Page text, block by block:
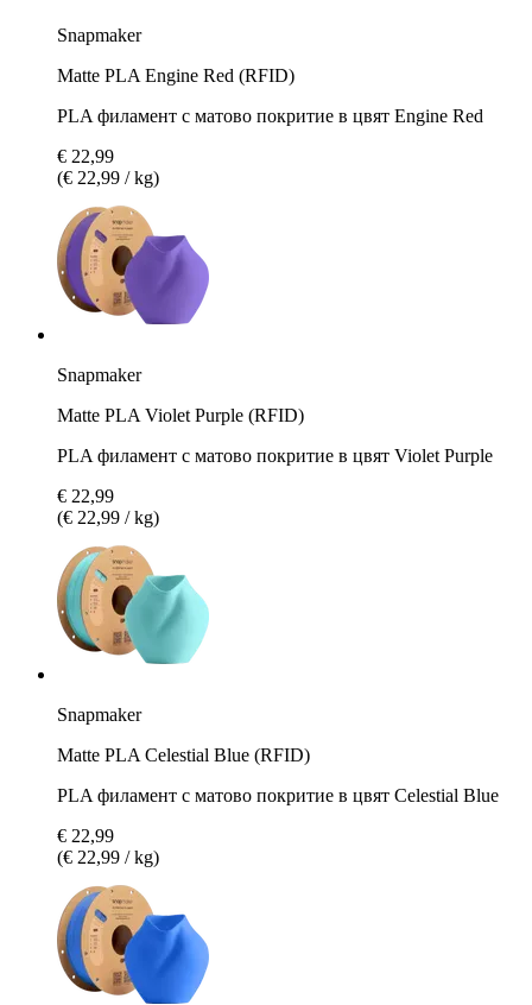
Snapmaker
Matte PLA Engine Red (RFID)
PLA филамент с матово покритие в цвят Engine Red
€ 22,99
(€ 22,99 / kg)
Snapmaker
Matte PLA Violet Purple (RFID)
PLA филамент с матово покритие в цвят Violet Purple
€ 22,99
(€ 22,99 / kg)
Snapmaker
Matte PLA Celestial Blue (RFID)
PLA филамент с матово покритие в цвят Celestial Blue
€ 22,99
(€ 22,99 / kg)